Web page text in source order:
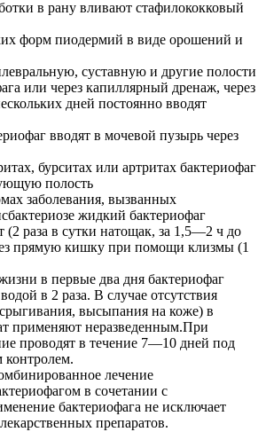
в рану вливают стафилококковый
форм пиодермий в виде орошений и
суставную и другие полости
или через капиллярный дренаж, через
дней постоянно вводят
вводят в мочевой пузырь через
бурситах или артритах бактериофаг
полость
заболевания, вызванных
жидкий бактериофаг
(2 раза в сутки натощак, за 1,5—2 ч до
прямую кишку при помощи клизмы (1
в первые два дня бактериофаг
в 2 раза. В случае отсутствия
высыпания на коже) в
применяют неразведенным.При
проводят в течение 7—10 дней под
контролем.
лечение
в сочетании с
бактериофага не исключает
препаратов.